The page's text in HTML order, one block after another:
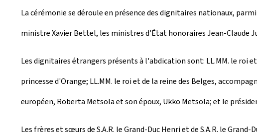
La cérémonie se déroule en présence des dignitaires nationaux,
ministre Xavier Bettel, les ministres d'État honoraires Jean-Claude
Les dignitaires étrangers présents à l'abdication sont: LL.MM. le roi
princesse d'Orange; LL.MM. le roi et de la reine des Belges,
européen, Roberta Metsola et son époux, Ukko Metsola; et le
Les frères et sœurs de S.A.R. le Grand-Duc Henri et de S.A.R. le